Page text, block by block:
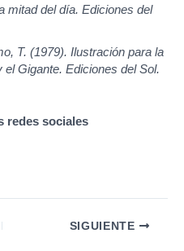
mitad del día. Ediciones del
T. (1979). Ilustración para la
Gigante. Ediciones del Sol.
redes sociales
SIGUIENTE